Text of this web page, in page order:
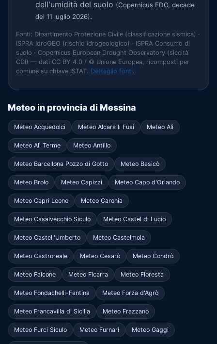
dell'umidità del suolo (Copernicus EDO, decade
del 11 luglio 2026).
Fonti: Dipartimento Protezione Civile (classificazione sismica) ·
ISPRA IdroGEO (rischio idrogeologico) · ISPRA Consumo di
suolo · Copernicus European Drought Observatory (siccità
CDI) — dati CC BY 4.0 / © Unione Europea, ricomposti per
comune su chiave ISTAT. Dettaglio fonti.
Meteo in provincia di Messina
Meteo Acquedolci Meteo Alcara li Fusi Meteo Alì
Meteo Alì Terme Meteo Antillo
Meteo Barcellona Pozzo di Gotto Meteo Basicò
Meteo Brolo Meteo Capizzi Meteo Capo d'Orlando
Meteo Capri Leone Meteo Caronia
Meteo Casalvecchio Siculo Meteo Castel di Lucio
Meteo Castell'Umberto Meteo Castelmola
Meteo Castroreale Meteo Cesarò Meteo Condrò
Meteo Falcone Meteo Ficarra Meteo Floresta
Meteo Fondachelli-Fantina Meteo Forza d'Agrò
Meteo Francavilla di Sicilia Meteo Frazzanò
Meteo Furci Siculo Meteo Furnari Meteo Gaggi